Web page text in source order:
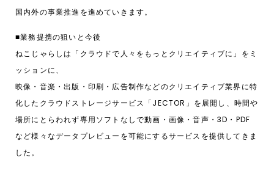
国内外の事業推進を進めていきます。
■業務提携の狙いと今後
ねこじゃらしは「クラウドで人々をもっとクリエイティブに」をミ
ッションに、
映像・音楽・出版・印刷・広告制作などのクリエイティブ業界に特
化したクラウドストレージサービス「JECTOR」を展開し、時間や
場所にとらわれず専用ソフトなしで動画・画像・音声・3D・PDF
など様々なデータプレビューを可能にするサービスを提供してきま
した。